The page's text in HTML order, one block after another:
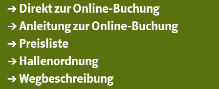
→ Direkt zur Online-Buchung
→ Anleitung zur Online-Buchung
→ Preisliste
→ Hallenordnung
→ Wegbeschreibung